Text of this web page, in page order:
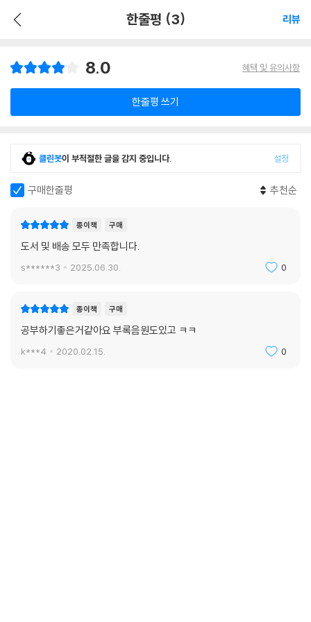
한줄평 (3) 리뷰
8.0 혜택 및 유의사항
한줄평 쓰기
클린봇이 부적절한 글을 감지 중입니다. 설정
구매한줄평 추천순
종이책 구매
도서 및 배송 모두 만족합니다.
s******3 2025.06.30. 0
종이책 구매
공부하기좋은거같아요 부록음원도있고 ㅋㅋ
k***4 2020.02.15. 0